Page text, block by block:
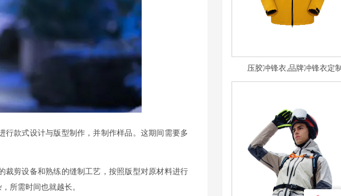
款式设计与版型制作，并制作样品。这期间需要多
剪设备和熟练的缝制工艺，按照版型对原材料进行
所需时间也就越长。
压胶冲锋衣,品牌冲锋衣定